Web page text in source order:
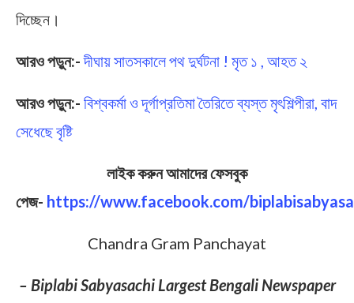
দিচ্ছেন।
আরও পড়ুন:- দীঘায় সাতসকালে পথ দুর্ঘটনা ! মৃত ১ , আহত ২
আরও পড়ুন:- বিশ্বকর্মা ও দূর্গ‍াপ্রতিমা তৈরিতে ব্যস্ত মৃৎশিল্পীরা, বাদ
সেধেছে বৃষ্টি
লাইক করুন আমাদের ফেসবুক
পেজ- https://www.facebook.com/
Chandra Gram Panchayat
– Biplabi Sabyasachi Largest Bengali Newspaper